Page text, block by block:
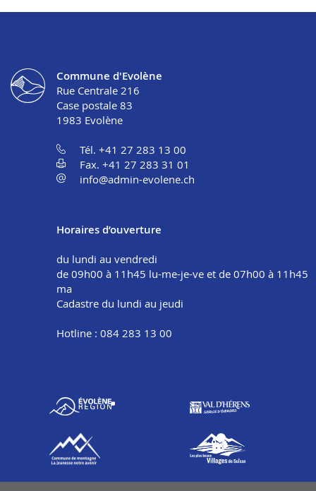
Commune d'Evolène
Rue Centrale 216
Case postale 83
1983 Evolène
Tél. +41 27 283 13 00
Fax. +41 27 283 31 01
info@admin-evolene.ch
Horaires d’ouverture
du lundi au vendredi
de 09h00 à 11h45 lu-me-je-ve et de 07h00 à 11h45
ma
Cadastre du lundi au jeudi
Hotline : 084 283 13 00